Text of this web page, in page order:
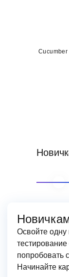
Освойте
попробовать
Начинайте